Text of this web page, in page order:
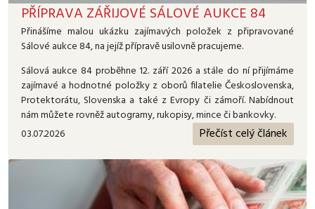
PŘÍPRAVA ZÁŘIJOVÉ SÁLOVÉ AUKCE 84
Přinášíme malou ukázku zajímavých položek z připravované
Sálové aukce 84, na jejíž přípravě usilovně pracujeme.
Sálová aukce 84 proběhne 12. září 2026 a stále do ní přijímáme
zajímavé a hodnotné položky z oborů filatelie Československa,
Protektorátu, Slovenska a také z Evropy či zámoří. Nabídnout
nám můžete rovněž autogramy, rukopisy, mince či bankovky.
03.07.2026
Přečíst celý článek